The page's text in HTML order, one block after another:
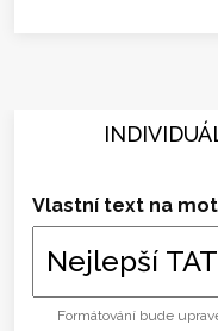
Vlastní text na
Formátování bude